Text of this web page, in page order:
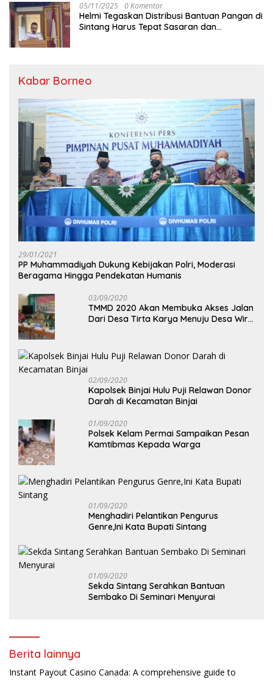
05/11/2025 0 Komentar
Helmi Tegaskan Distribusi Bantuan Pangan di
Sintang Harus Tepat Sasaran dan
Kabar Borneo
29/01/2021
PP Muhammadiyah Dukung Kebijakan Polri, Moderasi
Beragama Hingga Pendekatan Humanis
03/09/2020
TMMD 2020 Akan Membuka Akses Jalan
Dari Desa Tirta Karya Menuju Desa Wira
02/09/2020
Kapolsek Binjai Hulu Puji Relawan Donor
Darah di Kecamatan Binjai
01/09/2020
Polsek Kelam Permai Sampaikan Pesan
Kamtibmas Kepada Warga
01/09/2020
Menghadiri Pelantikan Pengurus
Genre,Ini Kata Bupati Sintang
01/09/2020
Sekda Sintang Serahkan Bantuan
Sembako Di Seminari Menyurai
Berita lainnya
Instant Payout Casino Canada: A comprehensive guide to